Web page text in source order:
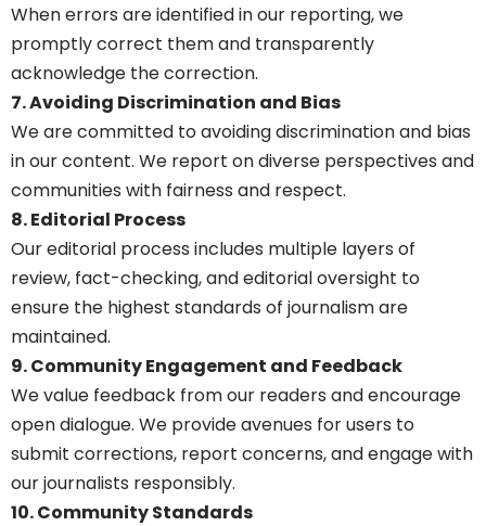
When errors are identified in our reporting, we
promptly correct them and transparently
acknowledge the correction.
7. Avoiding Discrimination and Bias
We are committed to avoiding discrimination and bias
in our content. We report on diverse perspectives and
communities with fairness and respect.
8. Editorial Process
Our editorial process includes multiple layers of
review, fact-checking, and editorial oversight to
ensure the highest standards of journalism are
maintained.
9. Community Engagement and Feedback
We value feedback from our readers and encourage
open dialogue. We provide avenues for users to
submit corrections, report concerns, and engage with
our journalists responsibly.
10. Community Standards